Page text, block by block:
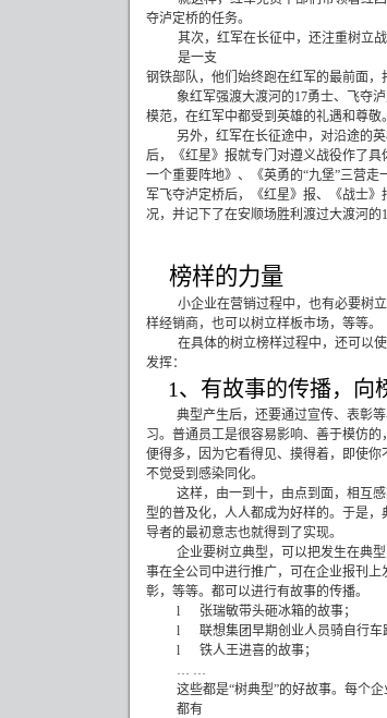
夺泸定桥的任务。
其次，红军在长征中，还注重树立
是一支
钢铁部队，他们始终跑在红军的最前面，
象红军强渡大渡河的17勇士、飞夺
模范，在红军中都受到英雄的礼遇和尊敬。
另外，红军在长征途中，对沿途的
后，《红星》报就专门对遵义战役作了
一个重要阵地》、《英勇的“九堡”三营
军飞夺泸定桥后，《红星》报、《战士
况，并记下了在安顺场胜利渡过大渡河的
榜样的力量
小企业在营销过程中，也有必要树
样经销商，也可以树立样板市场，等等。
在具体的树立榜样过程中，还可以
发挥：
1、有故事的传播，向
典型产生后，还要通过宣传、表彰
习。普通员工是很容易影响、善于模仿
便得多，因为它看得见、摸得着，即使
不觉受到感染同化。
这样，由一到十，由点到面，相互
型的普及化，人人都成为好样的。于是
导者的最初意志也就得到了实现。
企业要树立典型，可以把发生在典
事在全公司中进行推广，可在企业报刊
彰，等等。都可以进行有故事的传播。
l
张瑞敏带头砸冰箱的故事；
l
联想集团早期创业人员骑自行车
l
铁人王进喜的故事；
… …
这些都是“树典型”的好故事。每个
都有